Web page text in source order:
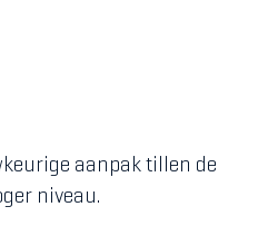
aanpak tillen de
niveau.